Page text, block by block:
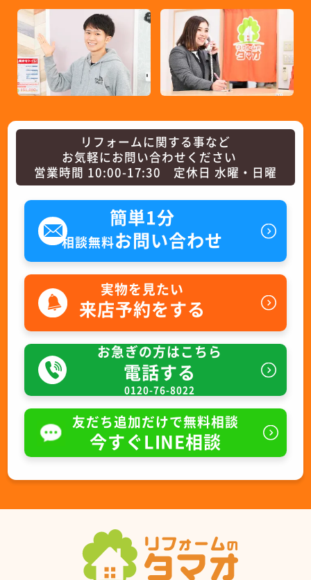
リフォームに関する事など
お気軽にお問い合わせください
営業時間 10:00-17:30 定休日 水曜・日曜
簡単1分
相談無料お問い合わせ
実物を見たい
来店予約をする
お急ぎの方はこちら
電話する
0120-76-8022
友だち追加だけで無料相談
今すぐLINE相談